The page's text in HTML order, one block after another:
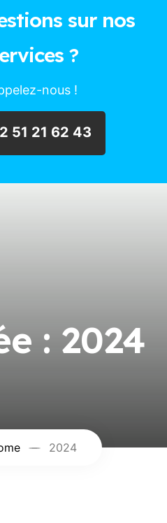
sur nos
?
nous !
51 21 62 43
: 2024
2024